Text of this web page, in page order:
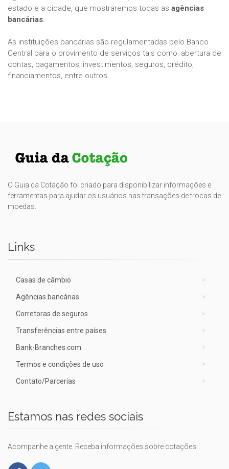
estado e a cidade, que mostraremos todas as agências
bancárias.
As instituições bancárias são regulamentadas pelo Banco
Central para o provimento de serviços tais como: abertura de
contas, pagamentos, investimentos, seguros, crédito,
financiamentos, entre outros.
O Guia da Cotação foi criado para disponibilizar informações e
ferramentas para ajudar os usuários nas transações de trocas de
moedas.
Links
Casas de câmbio
Agências bancárias
Corretoras de seguros
Transferências entre países
Bank-Branches.com
Termos e condições de uso
Contato/Parcerias
Estamos nas redes sociais
Acompanhe a gente. Receba informações sobre cotações.